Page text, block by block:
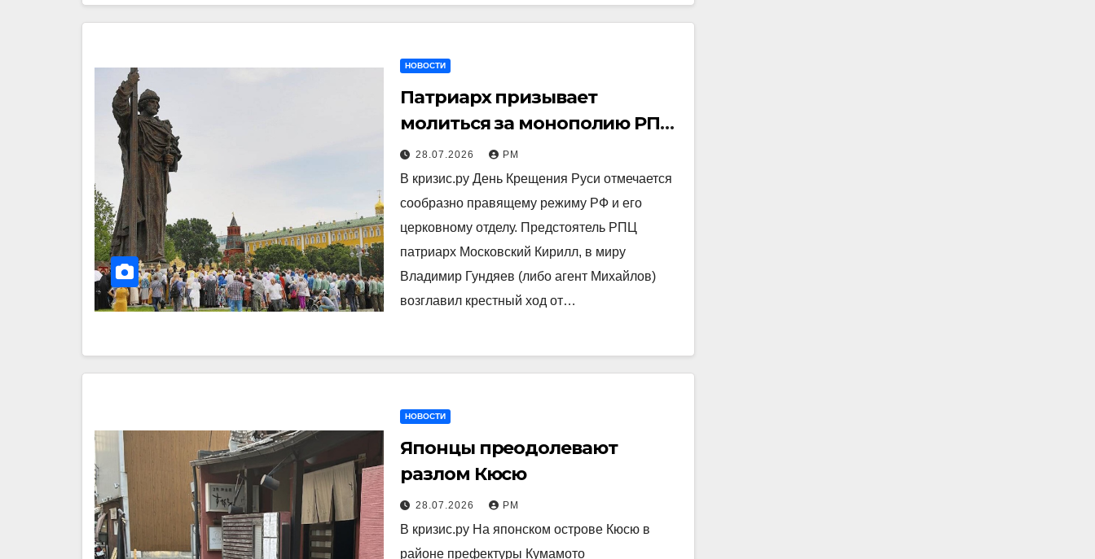
НОВОСТИ
Патриарх призывает
молиться за монополию РПЦ
и радуется отъезду
сограждан
28.07.2026 РМ
В кризис.ру День Крещения Руси отмечается
сообразно правящему режиму РФ и его
церковному отделу. Предстоятель РПЦ
патриарх Московский Кирилл, в миру
Владимир Гундяев (либо агент Михайлов)
возглавил крестный ход от…
НОВОСТИ
Японцы преодолевают
разлом Кюсю
28.07.2026 РМ
В кризис.ру На японском острове Кюсю в
районе префектуры Кумамото